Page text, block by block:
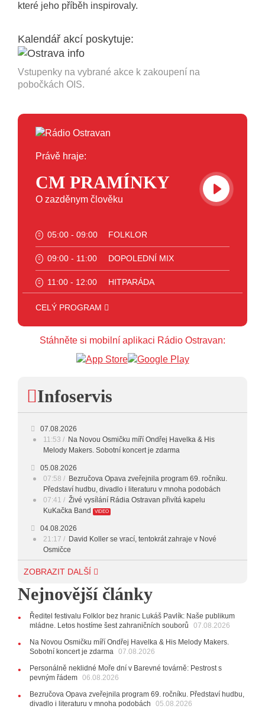
které jeho příběh inspirovaly.
Kalendář akcí poskytuje:
Vstupenky na vybrané akce k zakoupení na
pobočkách OIS.
Právě hraje:
CM PRAMÍNKY
O zazděnym člověku
05:00 - 09:00 FOLKLOR
09:00 - 11:00 DOPOLEDNÍ MIX
11:00 - 12:00 HITPARÁDA
12:00 - 16:00
16:00 - 18:00 JAZZ
18:00 - 23:00 VEČERNÍ MIX
CELÝ PROGRAM
Stáhněte si mobilní aplikaci Rádio Ostravan:
Infoservis
07.08.2026
11:53
Na Novou Osmičku míří Ondřej Havelka & His
Melody Makers. Sobotní koncert je zdarma
05.08.2026
07:58
Bezručova Opava zveřejnila program 69. ročníku.
Představí hudbu, divadlo i literaturu v mnoha podobách
07:41
Živé vysílání Rádia Ostravan přivítá kapelu
KuKačka Band
VIDEO
04.08.2026
21:17
David Koller se vrací, tentokrát zahraje v Nové
Osmičce
03.08.2026
Svatováclavského hudebního festivalu zbývá měsíc
11:00
Do Ostravy se vrací britští Modestep, vystoupí v
listopadu v klubu Barrák
VIDEO
10:33
Úsměvné historky ze života ostravské kapely
Verše: Od zapomenutých baterek až po kuriózní krádež
28.07.2026
jen několik desítek posledních vstupenek
ZOBRAZIT DALŠÍ
Nejnovější články
Ředitel festivalu Folklor bez hranic Lukáš Pavlík: Naše publikum
mládne. Letos hostíme šest zahraničních souborů
07.08.2026
Na Novou Osmičku míří Ondřej Havelka & His Melody Makers.
Sobotní koncert je zdarma 07.08.2026
Personálně neklidné Moře dní v Barevné továrně: Pestrost s
pevným řádem 06.08.2026
Bezručova Opava zveřejnila program 69. ročníku. Představí hudbu,
divadlo i literaturu v mnoha podobách
05.08.2026